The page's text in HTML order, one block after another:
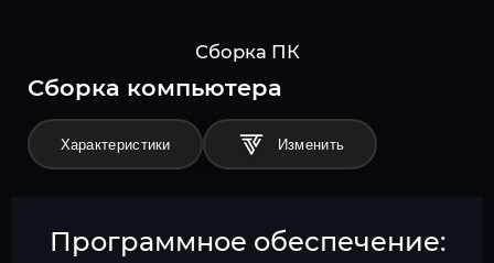
Сборка ПК
Cборка компьютера
Характеристики
Программное обеспечение: